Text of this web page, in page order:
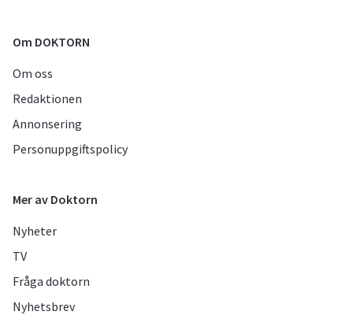
Om DOKTORN
Om oss
Redaktionen
Annonsering
Personuppgiftspolicy
Mer av Doktorn
Nyheter
TV
Fråga doktorn
Nyhetsbrev